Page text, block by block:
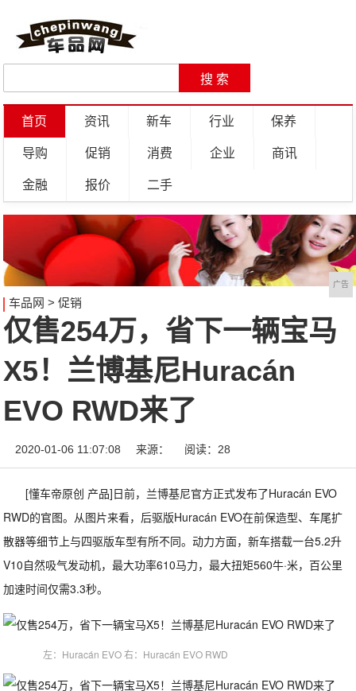
首页 资讯 新车 行业 保养
导购 促销 消费 企业 商讯
金融 报价 二手
广告
车品网 > 促销
仅售254万，省下一辆宝马
X5！兰博基尼Huracán
EVO RWD来了
2020-01-06 11:07:08 来源： 阅读：28
[懂车帝原创 产品]日前，兰博基尼官方正式发布了Huracán EVO
RWD的官图。从图片来看，后驱版Huracán EVO在前保造型、车尾扩
散器等细节上与四驱版车型有所不同。动力方面，新车搭载一台5.2升
V10自然吸气发动机，最大功率610马力，最大扭矩560牛·米，百公里
加速时间仅需3.3秒。
左：Huracán EVO 右：Huracán EVO RWD